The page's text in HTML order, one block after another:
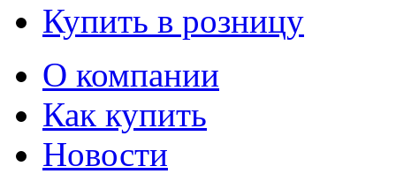
Купить в розницу
О компании
Как купить
Новости